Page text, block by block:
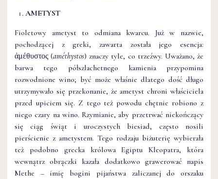
AMETYST
Fioletowy ametyst to odmiana kwarcu. Już w nazwie,
pochodzącej z greki, zawarta została jego esencja:
ἀμέθυστος (améthystos) znaczy tyle, co trzeźwy. Uważano, że
barwa tego półszlachetnego kamienia przypomina
rozwodnione wino; być może właśnie dlatego dość długo
utrzymywało się przekonanie, że ametyst chroni właściciela
przed upiciem się. Z tego też powodu chętnie robiono z
niego czary na wino. Rzymianie, aby przetrwać niekończący
się ciąg świąt i uroczystych biesiad, często nosili
pierścienie z ametystem. Tego rodzaju biżuterię wybierała
też podobno grecka królowa Egiptu Kleopatra, która
wewnątrz obrączki kazała dodatkowo grawerować napis
Methe – imię bogini pijaństwa zaliczanej do orszaku